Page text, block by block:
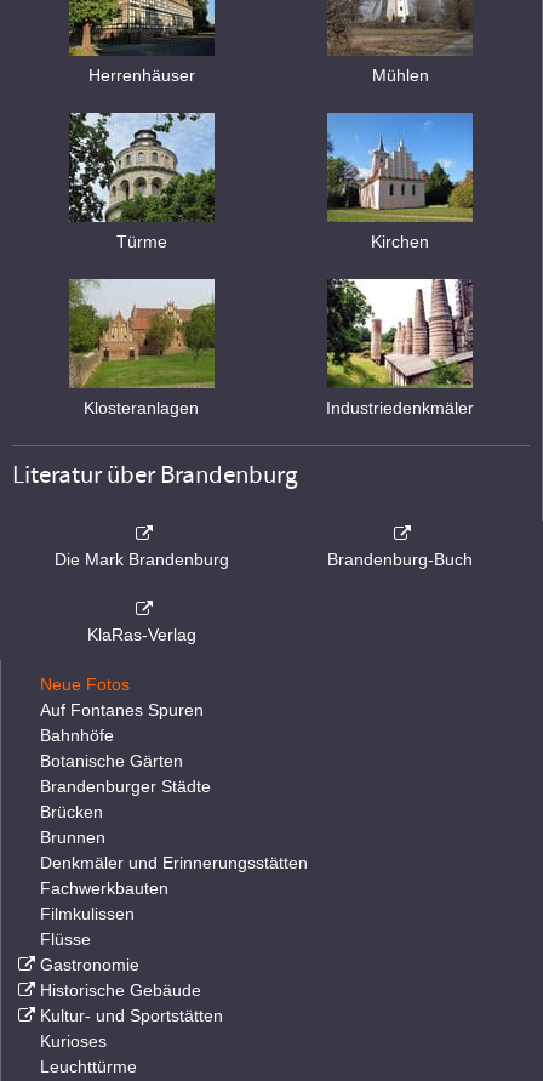
Herrenhäuser Mühlen
Türme Kirchen
Klosteranlagen Industriedenkmäler
Literatur über Brandenburg
Die Mark Brandenburg Brandenburg-Buch
KlaRas-Verlag
Neue Fotos
Auf Fontanes Spuren
Bahnhöfe
Botanische Gärten
Brandenburger Städte
Brücken
Brunnen
Denkmäler und Erinnerungsstätten
Fachwerkbauten
Filmkulissen
Flüsse
Gastronomie
Historische Gebäude
Kultur- und Sportstätten
Kurioses
Leuchttürme